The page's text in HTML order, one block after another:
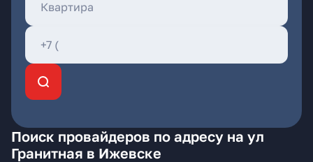
Поиск провайдеров по адресу на ул
Гранитная в Ижевске